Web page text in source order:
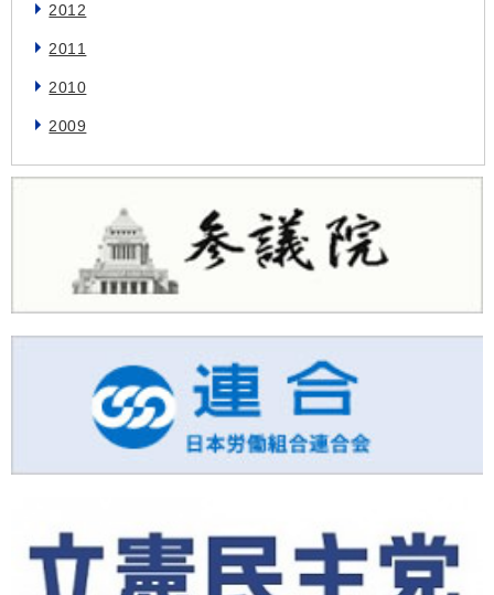
2012
2011
2010
2009